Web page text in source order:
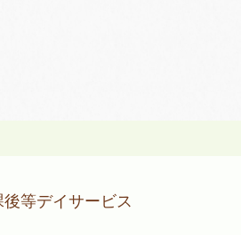
後等デイサービス